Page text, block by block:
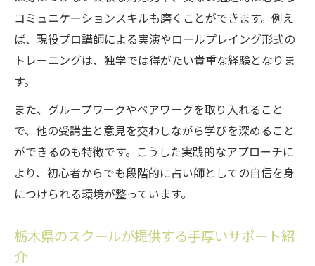
コミュニケーションスキルも磨くことができます。例え
ば、現役プロ講師による実演やロールプレイング形式の
トレーニングは、独学では得がたい貴重な経験となりま
す。
また、グループワークやペアワークを取り入れること
で、他の受講生と意見を交わしながら学びを深めること
ができるのも特徴です。こうした実践的なアプローチに
より、初心者からでも段階的に占い師としての自信を身
につけられる環境が整っています。
栃木県のスクールが提供する手厚いサポート紹
介